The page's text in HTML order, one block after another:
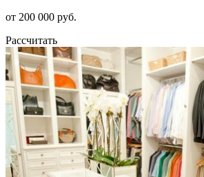
от 200 000 руб.
Рассчитать